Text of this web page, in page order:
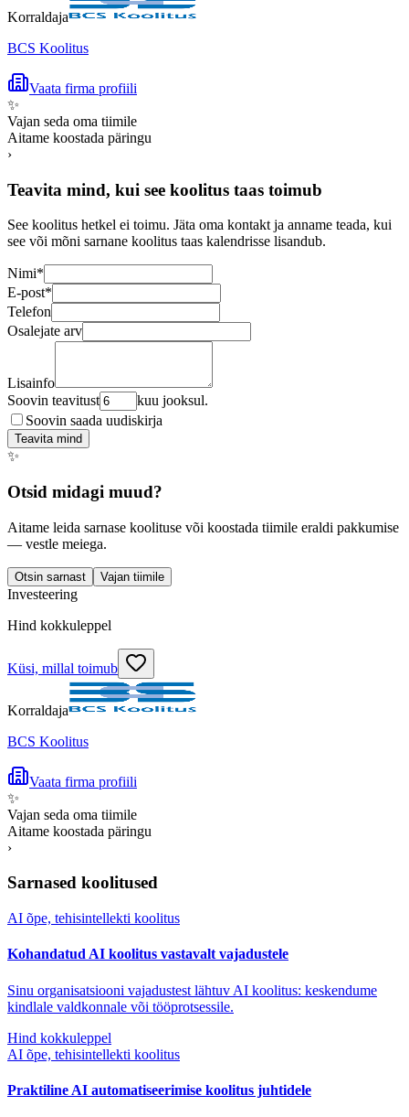
Korraldaja
BCS Koolitus
Vaata firma profiili
✨
Vajan seda oma tiimile
Aitame koostada päringu
›
Teavita mind, kui see koolitus taas toimub
See koolitus hetkel ei toimu. Jäta oma kontakt ja anname teada, kui
see või mõni sarnane koolitus taas kalendrisse lisandub.
Nimi*
E-post*
Telefon
Osalejate arv
Lisainfo
Soovin teavitust
kuu jooksul.
Soovin saada uudiskirja
Teavita mind
✨
Otsid midagi muud?
Aitame leida sarnase koolituse või koostada tiimile eraldi pakkumise
— vestle meiega.
Otsin sarnast Vajan tiimile
Investeering
Hind kokkuleppel
Küsi, millal toimub
Korraldaja
BCS Koolitus
Vaata firma profiili
✨
Vajan seda oma tiimile
Aitame koostada päringu
›
Sarnased koolitused
AI õpe, tehisintellekti koolitus
Kohandatud AI koolitus vastavalt vajadustele
Sinu organisatsiooni vajadustest lähtuv AI koolitus: keskendume
kindlale valdkonnale või tööprotsessile.
Hind kokkuleppel
AI õpe, tehisintellekti koolitus
Praktiline AI automatiseerimise koolitus juhtidele